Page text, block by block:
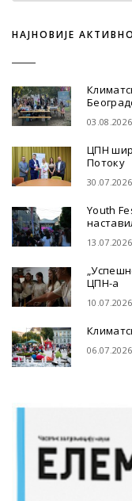
НАЈНОВИЈЕ
03.08.2026
ЦПН
Потоку
30.07.2026
Youth
13.07.2026
ЦПН-а
10.07.2026
06.07.2026